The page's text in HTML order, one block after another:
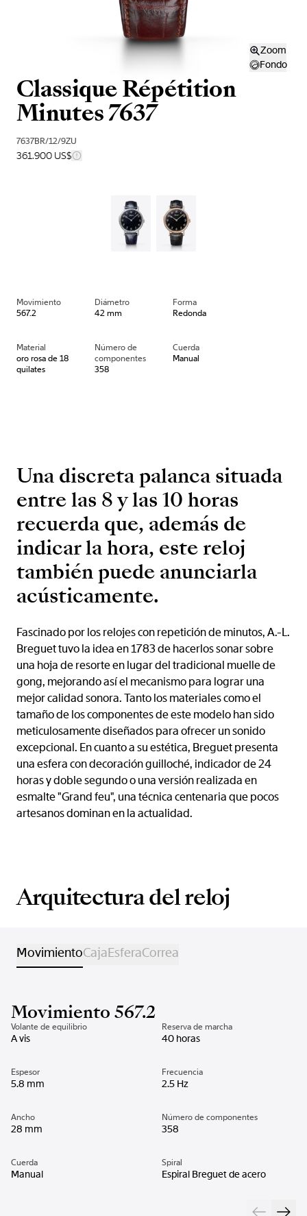
Zoom
Fondo
Classique Répétition
Minutes 7637
7637BR/12/9ZU
361.900 US$
Movimiento
567.2
Diámetro
42 mm
Forma
Redonda
Material
oro rosa de 18
quilates
Número de
componentes
358
Cuerda
Manual
Una discreta palanca situada
entre las 8 y las 10 horas
recuerda que, además de
indicar la hora, este reloj
también puede anunciarla
acústicamente.
Fascinado por los relojes con repetición de minutos, A.-L.
Breguet tuvo la idea en 1783 de hacerlos sonar sobre
una hoja de resorte en lugar del tradicional muelle de
gong, mejorando así el mecanismo para lograr una
mejor calidad sonora. Tanto los materiales como el
tamaño de los componentes de este modelo han sido
meticulosamente diseñados para ofrecer un sonido
excepcional. En cuanto a su estética, Breguet presenta
una esfera con decoración guilloché, indicador de 24
horas y doble segundo o una versión realizada en
esmalte "Grand feu", una técnica centenaria que pocos
artesanos dominan en la actualidad.
Arquitectura del reloj
MovimientoCajaEsferaCorrea
Movimiento 567.2
Volante de equilibrio
A vis
Reserva de marcha
40 horas
Espesor
5.8 mm
Frecuencia
2.5 Hz
Ancho
28 mm
Número de componentes
358
Cuerda
Manual
Spiral
Espiral Breguet de acero